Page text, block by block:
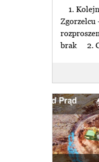
1.
Zgorzelcu
brak 2.